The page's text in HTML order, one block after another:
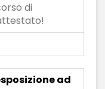
di
ad